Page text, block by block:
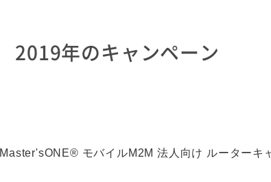
2019年のキャンペーン
Master'sONE® モバイルM2M 法人向け ルーターキ